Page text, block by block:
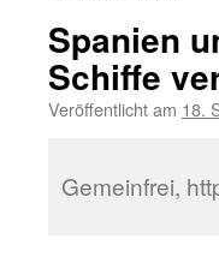
Spanien
Schiffe
Veröffentlicht am 18.
Gemeinfrei,